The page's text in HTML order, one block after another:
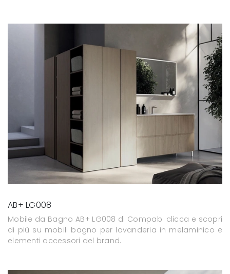
AB+ LG008
Mobile da Bagno AB+ LG008 di Compab: clicca e scopri
di più su mobili bagno per lavanderia in melaminico e
elementi accessori del brand.